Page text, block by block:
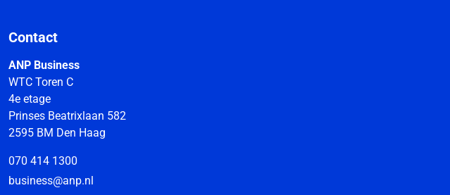
Contact
ANP Business
WTC Toren C
4e etage
Prinses Beatrixlaan 582
2595 BM Den Haag
070 414 1300
business@anp.nl